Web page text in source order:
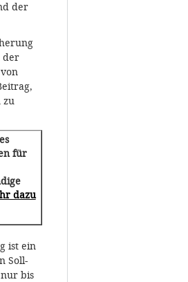
der
der
zu
für
dazu
ist ein
Soll-
nur bis